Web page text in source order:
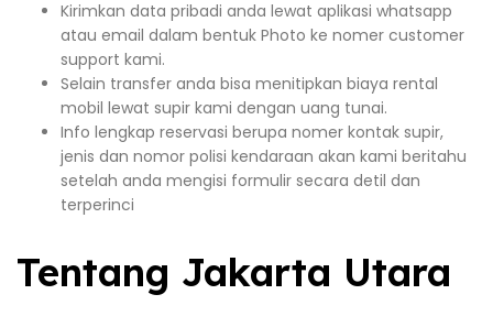
Kirimkan data pribadi anda lewat aplikasi whatsapp
atau email dalam bentuk Photo ke nomer customer
support kami.
Selain transfer anda bisa menitipkan biaya rental
mobil lewat supir kami dengan uang tunai.
Info lengkap reservasi berupa nomer kontak supir,
jenis dan nomor polisi kendaraan akan kami beritahu
setelah anda mengisi formulir secara detil dan
terperinci
Tentang Jakarta Utara